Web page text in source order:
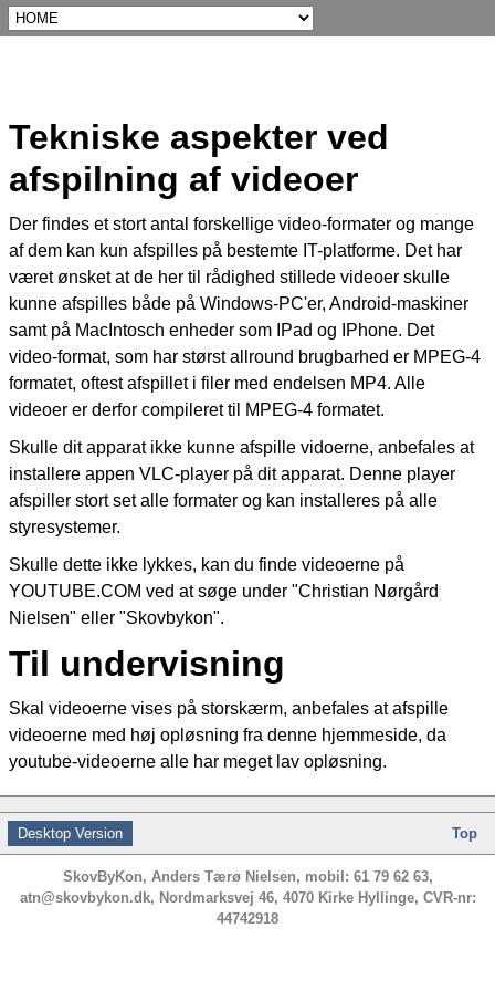
Tekniske aspekter ved
afspilning af videoer
Der findes et stort antal forskellige video-formater og mange
af dem kan kun afspilles på bestemte IT-platforme. Det har
været ønsket at de her til rådighed stillede videoer skulle
kunne afspilles både på Windows-PC'er, Android-maskiner
samt på MacIntosch enheder som IPad og IPhone. Det
video-format, som har størst allround brugbarhed er MPEG-4
formatet, oftest afspillet i filer med endelsen MP4. Alle
videoer er derfor compileret til MPEG-4 formatet.
Skulle dit apparat ikke kunne afspille vidoerne, anbefales at
installere appen VLC-player på dit apparat. Denne player
afspiller stort set alle formater og kan installeres på alle
styresystemer.
Skulle dette ikke lykkes, kan du finde videoerne på
YOUTUBE.COM ved at søge under "Christian Nørgård
Nielsen" eller "Skovbykon".
Til undervisning
Skal videoerne vises på storskærm, anbefales at afspille
videoerne med høj opløsning fra denne hjemmeside, da
youtube-videoerne alle har meget lav opløsning.
Desktop Version Top
SkovByKon, Anders Tærø Nielsen, mobil: 61 79 62 63,
atn@skovbykon.dk, Nordmarksvej 46, 4070 Kirke Hyllinge, CVR-nr:
44742918